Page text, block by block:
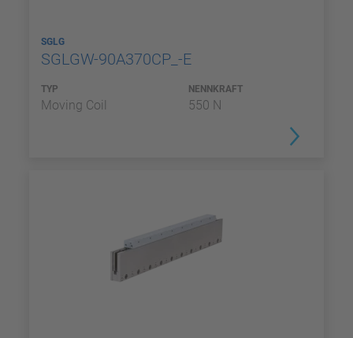
SGLG
SGLGW-90A370CP_-E
TYP
Moving Coil
NENNKRAFT
550 N